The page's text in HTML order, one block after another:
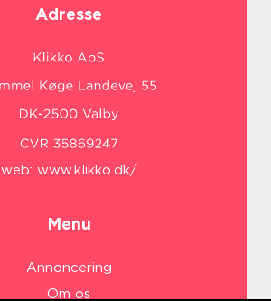
Adresse
web: www.klikko.dk/
Menu
Annoncering
Om os